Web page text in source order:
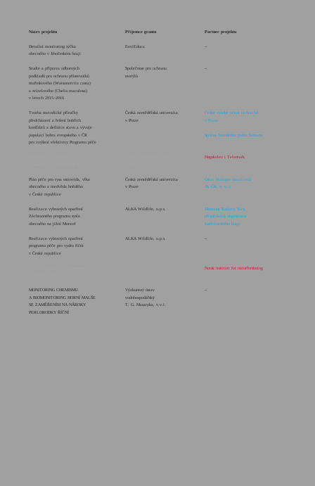
Název projektu Příjemce grantu Partner projektu
Detailní monitoring sýčka EnviEduca
–
obecného v Jihočeském kraji
Studie a příprava odborných Společnost pro ochranu
–
podkladů pro ochranu přástevníků
motýlů
mařinkového (Watsonarctia casta)
a svízelového (Chelis maculosa)
v letech 2015–2016
Tvorba metodické příručky Česká zemědělská univerzita
České vysoké učení technické
předcházení a řešení bobřích
v Praze
v Praze
konfliktů a definice stavu a vývoje
populací bobra evropského v ČR
Správa Národního parku Šumava
pro zvýšení efektivity Programu péče
Høgskolen i Telemark
Plán péče pro rysa ostrovida, vlka Česká zemědělská univerzita
Ústav biologie obratlovců
obecného a medvěda hnědého
v Praze
AV ČR, v. v. i.
v České republice
Realizace vybraných opatření ALKA Wildlife, o.p.s.
Muzeum Karlovy Vary,
Záchranného programu sysla
příspěvková organizace
obecného na jižní Moravě
Karlovarského kraje
Realizace vybraných opatření ALKA Wildlife, o.p.s.
–
programu péče pro vydru říční
v České republice
Norsk institutt for naturforskning
MONITORING CHEMISMU Výzkumný ústav
–
A BIOMONITORING HORNÍ MALŠE
vodohospodářský
SE ZAMĚŘENÍM NA NÁROKY
T. G. Masaryka, v.v.i.
PERLORODKY ŘÍČNÍ